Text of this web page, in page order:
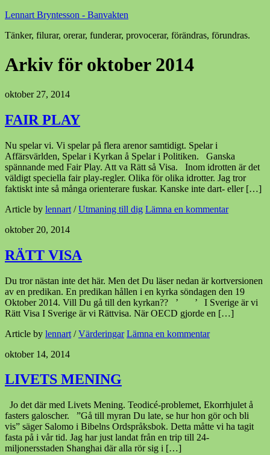
Lennart Bryntesson - Banvakten
Tänker, filurar, orerar, funderar, provocerar, förändras, förundras.
Arkiv för oktober 2014
oktober 27, 2014
FAIR PLAY
Nu spelar vi. Vi spelar på flera arenor samtidigt. Spelar i
Affärsvärlden, Spelar i Kyrkan å Spelar i Politiken. Ganska
spännande med Fair Play. Att va Rätt så Visa. Inom idrotten är det
väldigt speciella fair play-regler. Olika för olika idrotter. Jag tror
faktiskt inte så många orienterare fuskar. Kanske inte dart- eller […]
Article by lennart /Utmaning till dig Lämna en kommentar
oktober 20, 2014
RÄTT VISA
Du tror nästan inte det här. Men det Du läser nedan är kortversionen
av en predikan. En predikan hållen i en kyrka söndagen den 19
Oktober 2014. Vill Du gå till den kyrkan?? ’ ’ I Sverige är vi
Rätt Visa I Sverige är vi Rättvisa. När OECD gjorde en […]
Article by lennart /Värderingar Lämna en kommentar
oktober 14, 2014
LIVETS MENING
Jo det där med Livets Mening. Teodicé-problemet, Ekorrhjulet å
fasters galoscher. ”Gå till myran Du late, se hur hon gör och bli
vis” säger Salomo i Bibelns Ordspråksbok. Detta måtte vi ha tagit
fasta på i vår tid. Jag har just landat från en trip till 24-
miljonersstaden Shanghai där alla rör sig i […]